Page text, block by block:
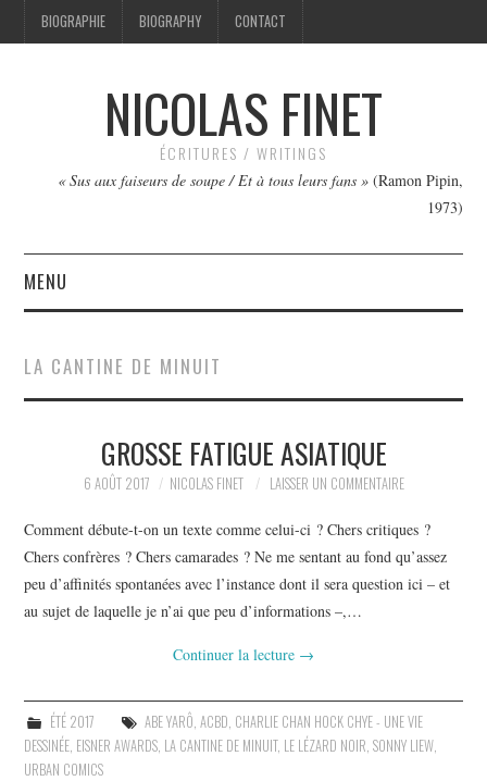
BIOGRAPHIE BIOGRAPHY CONTACT
NICOLAS FINET
ÉCRITURES / WRITINGS
« Sus aux faiseurs de soupe / Et à tous leurs fans »(Ramon Pipin,
1973)
MENU
IMAGES
LA CANTINE DE MINUIT
GROSSE FATIGUE ASIATIQUE
6 AOÛT 2017 NICOLAS FINET LAISSER UN COMMENTAIRE
Comment débute-t-on un texte comme celui-ci ? Chers critiques ?
Chers confrères ? Chers camarades ? Ne me sentant au fond qu’assez
peu d’affinités spontanées avec l’instance dont il sera question ici – et
au sujet de laquelle je n’ai que peu d’informations –,…
Continuer la lecture →
ÉTÉ 2017 ABE YARÔ ACBD CHARLIE CHAN HOCK CHYE - UNE VIE
DESSINÉE EISNER AWARDS LA CANTINE DE MINUIT, LE LÉZARD NOIR ,SONNY LIEW
URBAN COMICS